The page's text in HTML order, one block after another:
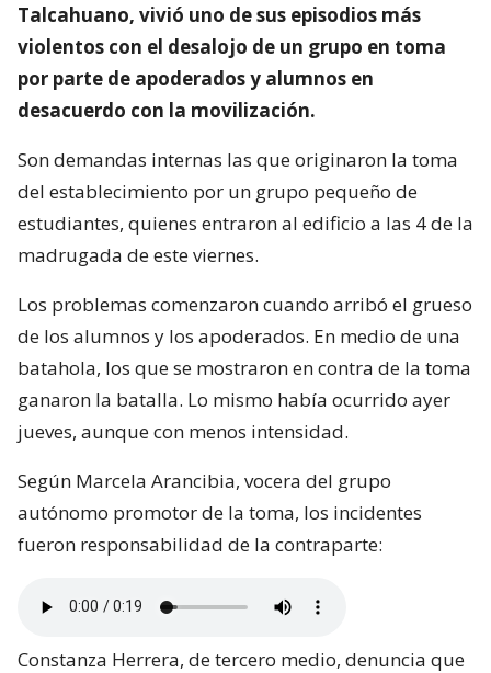
Talcahuano, vivió uno de sus episodios más
violentos con el desalojo de un grupo en toma
por parte de apoderados y alumnos en
desacuerdo con la movilización.
Son demandas internas las que originaron la toma
del establecimiento por un grupo pequeño de
estudiantes, quienes entraron al edificio a las 4 de la
madrugada de este viernes.
Los problemas comenzaron cuando arribó el grueso
de los alumnos y los apoderados. En medio de una
batahola, los que se mostraron en contra de la toma
ganaron la batalla. Lo mismo había ocurrido ayer
jueves, aunque con menos intensidad.
Según Marcela Arancibia, vocera del grupo
autónomo promotor de la toma, los incidentes
fueron responsabilidad de la contraparte:
Constanza Herrera, de tercero medio, denuncia que